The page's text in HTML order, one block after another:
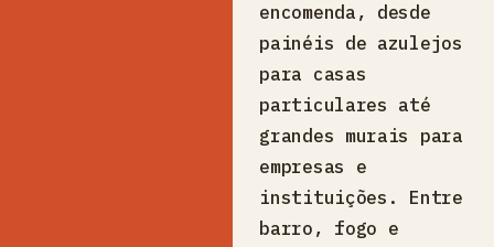
encomenda, desde
painéis de azulejos
para casas
particulares até
grandes murais para
empresas e
instituições. Entre
barro, fogo e